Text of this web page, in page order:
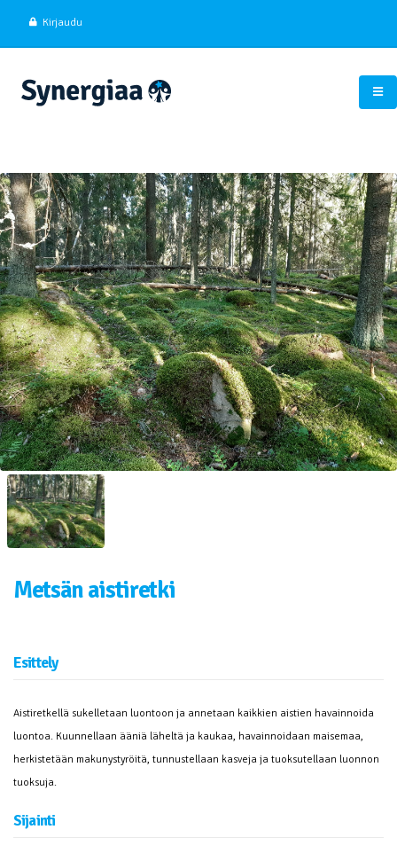
Kirjaudu
Metsän aistiretki
Esittely
Aistiretkellä sukelletaan luontoon ja annetaan kaikkien aistien havainnoida
luontoa. Kuunnellaan ääniä läheltä ja kaukaa, havainnoidaan maisemaa,
herkistetään makunystyröitä, tunnustellaan kasveja ja tuoksutellaan luonnon
tuoksuja.
Sijainti